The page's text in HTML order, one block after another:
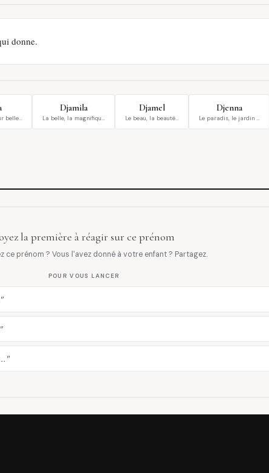
donne.
belle…
Djamila
La belle, la magnifiqu…
Djamel
Le beau, la beauté…
Djenna
Le paradis, le jardin …
la première à réagir sur ce prénom
ce prénom ? Vous l'avez donné à votre enfant ? Partagez.
POUR VOUS LANCER